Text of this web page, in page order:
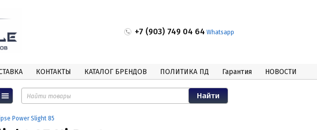
+7 (903) 749 04 64 Whatsapp
КОНТАКТЫ КАТАЛОГ БРЕНДОВ ПОЛИТИКА ПД Гарантия НОВОСТИ
Power Slight 85